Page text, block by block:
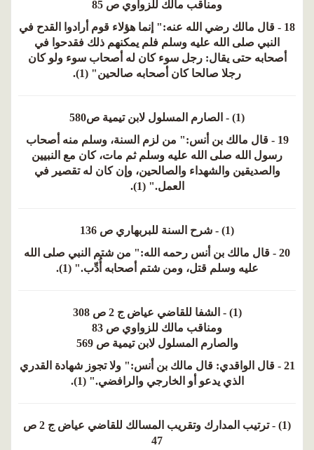
ومناقب مالك للزواوي ص 85
18 - قال مالك رضي الله عنه:" إنما هؤلاء قوم أرادوا القدح في
النبي صلى الله عليه وسلم فلم يمكنهم ذلك فقدحوا في
أصحابه حتى يقال: رجل سوء كان له أصحاب سوء ولو كان
رجلا صالحا كان أصحابه صالحين" (1).
(1) - الصارم المسلول لابن تيمية ص580
19 - قال مالك بن أنس:" من لزم السنة، وسلم منه أصحاب
رسول الله صلى الله عليه وسلم ثم مات، كان مع النبيين
والصديقين والشهداء والصالحين، وإن كان له تقصير في
العمل." (1).
(1) - شرح السنة للبربهاري ص 136
20 - قال مالك بن أنس رحمه الله:" من شتم النبي صلى الله
عليه وسلم قتل، ومن شتم أصحابه أُدِّب." (1).
(1) - الشفا للقاضي عياض ج 2 ص 308
ومناقب مالك للزواوي ص 83
والصارم المسلول لابن تيمية ص 569
21 - قال الواقدي: قال مالك بن أنس:" ولا تجوز شهادة القدري
الذي يدعو أو الخارجي والرافضي." (1).
(1) - ترتيب المدارك وتقريب المسالك للقاضي عياض ج 2 ص
47